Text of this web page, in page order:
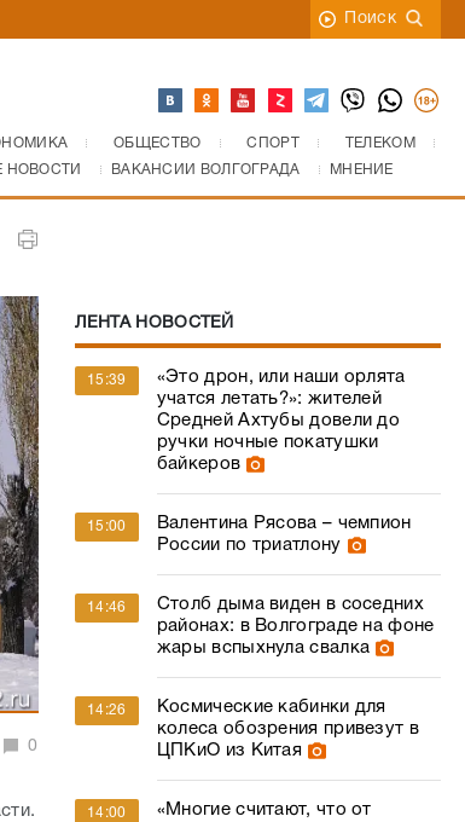
Поиск
ОБЩЕСТВО СПОРТ
ТЕЛЕКОМ
НОВОСТИ ВАКАНСИИ ВОЛГОГРАДА МНЕНИЕ
0
ЛЕНТА НОВОСТЕЙ
15:39
«Это дрон, или наши орлята
учатся летать?»: жителей
Средней Ахтубы довели до
ручки ночные покатушки
байкеров
15:00
Валентина Рясова – чемпион
России по триатлону
14:46
Столб дыма виден в соседних
районах: в Волгограде на фоне
жары вспыхнула свалка
14:26
Космические кабинки для
колеса обозрения привезут в
ЦПКиО из Китая
14:00
«Многие считают, что от